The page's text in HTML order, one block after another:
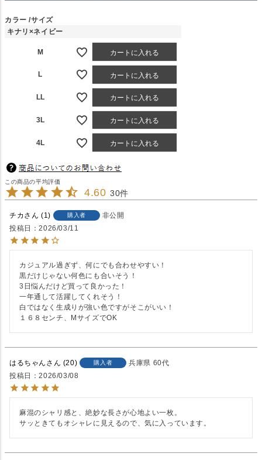
カラー サイズ
キナリ×ネイビー
M カートに入れる
L カートに入れる
LL カートに入れる
3L カートに入れる
4L カートに入れる
4.60 30
チカ 1 購入者
非公開
投稿日
2026/03/11
カジュアル過ぎず、何にでも合わせやすい！
黒だけじゃない何色にも合いそう！
3日悩んだけど買って良かった！
一年通して活躍してくれそう！
白ではなく生成りが強い色ですがそこがいい！
１６８センチ、MサイズでOK
はるちゃん 20 購入者 兵庫県 60代
投稿日
2026/03/08
麻混のシャリ感と、絶妙な長さが心地よい一枚。
サッときてもオシャレに見えるので、気に入っています。